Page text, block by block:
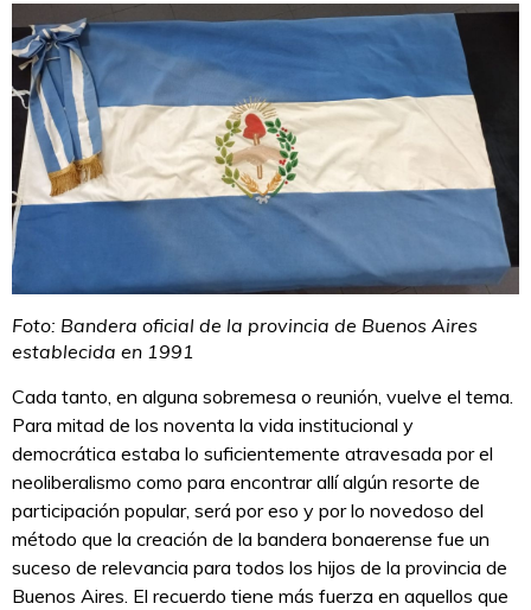
Foto: Bandera oficial de la provincia de Buenos Aires
establecida en 1991
Cada tanto, en alguna sobremesa o reunión, vuelve el tema.
Para mitad de los noventa la vida institucional y
democrática estaba lo suficientemente atravesada por el
neoliberalismo como para encontrar allí algún resorte de
participación popular, será por eso y por lo novedoso del
método que la creación de la bandera bonaerense fue un
suceso de relevancia para todos los hijos de la provincia de
Buenos Aires. El recuerdo tiene más fuerza en aquellos que